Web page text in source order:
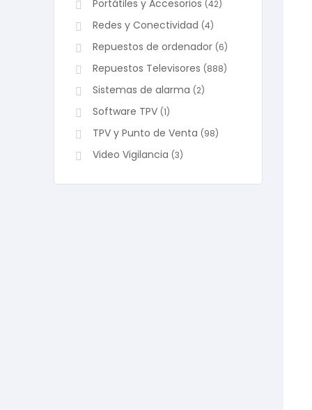
Portátiles y Accesorios (42)
Redes y Conectividad (4)
Repuestos de ordenador (6)
Repuestos Televisores (888)
Sistemas de alarma (2)
Software TPV (1)
TPV y Punto de Venta (98)
Video Vigilancia (3)